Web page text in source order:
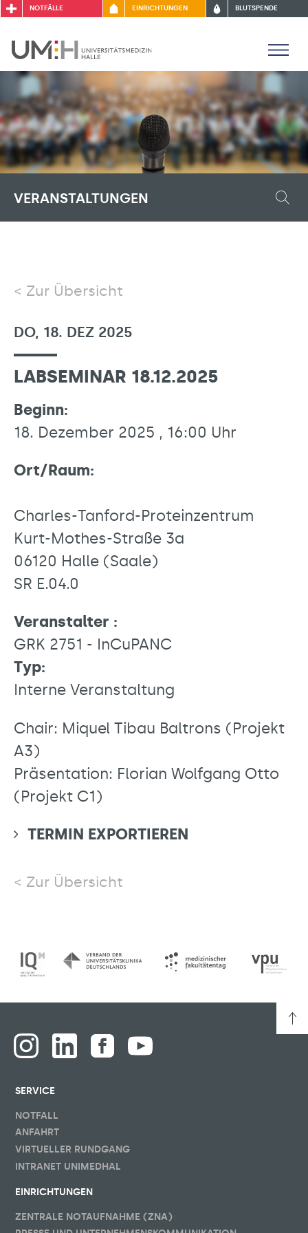
NOTFÄLLE EINRICHTUNGEN BLUTSPENDE
VERANSTALTUNGEN
Zur Übersicht
DO, 18. DEZ 2025
LABSEMINAR 18.12.2025
Beginn:
18. Dezember 2025 , 16:00 Uhr
Ort/Raum:
Charles-Tanford-Proteinzentrum
Kurt-Mothes-Straße 3a
06120 Halle (Saale)
SR E.04.0
Veranstalter :
GRK 2751 - InCuPANC
Typ:
Interne Veranstaltung
Chair: Miquel Tibau Baltrons (Projekt
A3)
Präsentation: Florian Wolfgang Otto
(Projekt C1)
TERMIN EXPORTIEREN
Zur Übersicht
SERVICE
NOTFALL
ANFAHRT
VIRTUELLER RUNDGANG
INTRANET UNIMEDHAL
EINRICHTUNGEN
ZENTRALE NOTAUFNAHME (ZNA)